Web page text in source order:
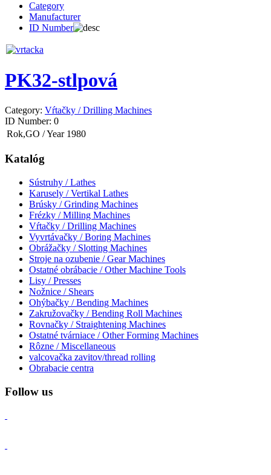
Category
Manufacturer
ID Number
PK32-stlpová
Category: Vŕtačky / Drilling Machines
ID Number: 0
Rok,GO / Year 1980
Katalóg
Sústruhy / Lathes
Karusely / Vertikal Lathes
Brúsky / Grinding Machines
Frézky / Milling Machines
Vŕtačky / Drilling Machines
Vyvrtávačky / Boring Machines
Obrážačky / Slotting Machines
Stroje na ozubenie / Gear Machines
Ostatné obrábacie / Other Machine Tools
Lisy / Presses
Nožnice / Shears
Ohýbačky / Bending Machines
Zakružovačky / Bending Roll Machines
Rovnačky / Straightening Machines
Ostatné tvárniace / Other Forming Machines
Rôzne / Miscellaneous
valcovačka zavitov/thread rolling
Obrabacie centra
Follow us